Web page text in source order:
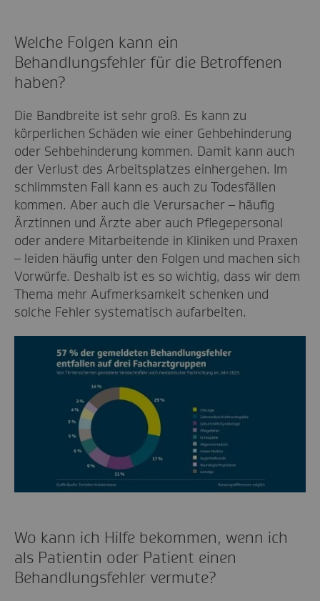
Welche Folgen kann ein
Behandlungsfehler für die Betroffenen
haben?
Die Bandbreite ist sehr groß. Es kann zu
körperlichen Schäden wie einer Gehbehinderung
oder Sehbehinderung kommen. Damit kann auch
der Verlust des Arbeitsplatzes einhergehen. Im
schlimmsten Fall kann es auch zu Todesfällen
kommen. Aber auch die Verursacher – häufig
Ärztinnen und Ärzte aber auch Pflegepersonal
oder andere Mitarbeitende in Kliniken und Praxen
– leiden häufig unter den Folgen und machen sich
Vorwürfe. Deshalb ist es so wichtig, dass wir dem
Thema mehr Aufmerksamkeit schenken und
solche Fehler systematisch aufarbeiten.
Wo kann ich Hilfe bekommen, wenn ich
als Patientin oder Patient einen
Behandlungsfehler vermute?